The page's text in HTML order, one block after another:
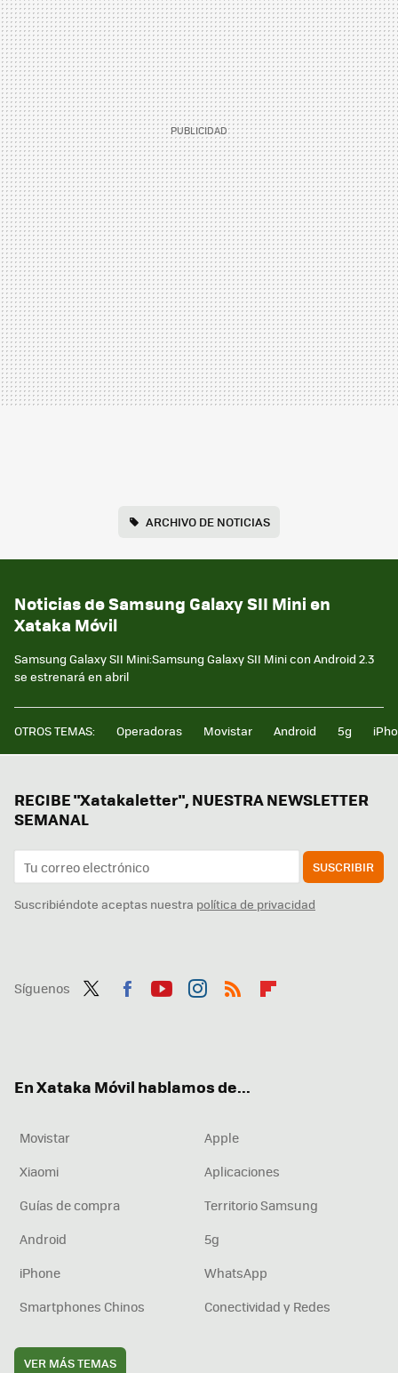
ARCHIVO DE NOTICIAS
Noticias de Samsung Galaxy SII Mini en
Xataka Móvil
Samsung Galaxy SII Mini:Samsung Galaxy SII Mini con Android 2.3
se estrenará en abril
OTROS TEMAS: Operadoras Movistar Android 5g
RECIBE "Xatakaletter", NUESTRA NEWSLETTER
SEMANAL
SUSCRIBIR
Suscribiéndote aceptas nuestra política de privacidad
Síguenos
En Xataka Móvil hablamos de...
Movistar
Apple
Xiaomi
Aplicaciones
Guías de compra
Territorio Samsung
Android
5g
iPhone
WhatsApp
Smartphones Chinos
Conectividad y Redes
VER MÁS TEMAS